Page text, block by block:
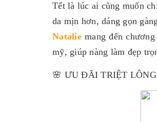
Tết là lúc ai cũng muốn
da mịn hơn, dáng gọn
Nataliemang đến
mỹ, giúp nàng làm đẹp
🌸 ƯU ĐÃI TRIỆT